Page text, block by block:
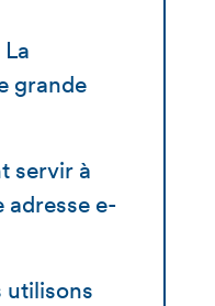
grande
servir à
e-
utilisons